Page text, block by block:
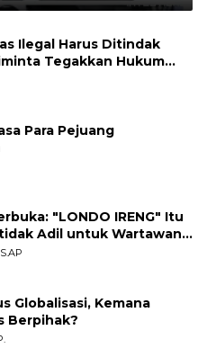
Ilegal Harus Ditindak
Tegakkan Hukum
Bulu
Para Pejuang
"LONDO IRENG" Itu
Globalisasi, Kemana
Berpihak?